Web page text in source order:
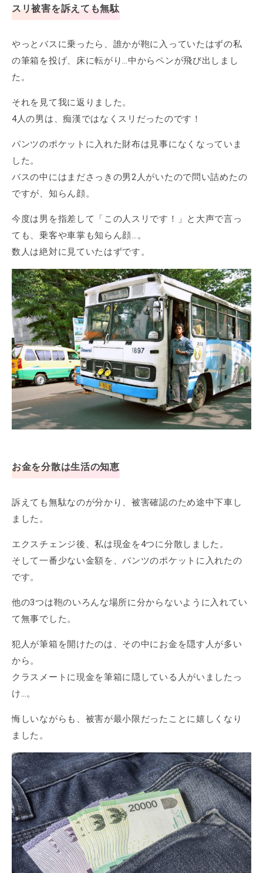
スリ被害を訴えても無駄
やっとバスに乗ったら、誰かが鞄に入っていたはずの私
の筆箱を投げ、床に転がり…中からペンが飛び出しまし
た。
それを見て我に返りました。
4人の男は、痴漢ではなくスリだったのです！
パンツのポケットに入れた財布は見事になくなっていま
した。
バスの中にはまださっきの男2人がいたので問い詰めたの
ですが、知らん顔。
今度は男を指差して「この人スリです！」と大声で言っ
ても、乗客や車掌も知らん顔…。
数人は絶対に見ていたはずです。
お金を分散は生活の知恵
訴えても無駄なのが分かり、被害確認のため途中下車し
ました。
エクスチェンジ後、私は現金を4つに分散しました。
そして一番少ない金額を、パンツのポケットに入れたの
です。
他の3つは鞄のいろんな場所に分からないように入れてい
て無事でした。
犯人が筆箱を開けたのは、その中にお金を隠す人が多い
から。
クラスメートに現金を筆箱に隠している人がいましたっ
け…。
悔しいながらも、被害が最小限だったことに嬉しくなり
ました。